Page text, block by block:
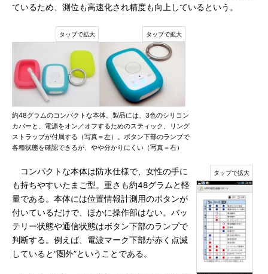
ているため、測位も高速化され精度も向上しているという。
約48グラムのコンパクトな本体。製品には、3色のシリコン
カバーと、電源をオン／オフするためのスティック、リング
ストラップが付属する（写真＝左）。ボタン下部のランプで
各種状態を確認できるが、やや分かりにくい（写真＝右）
コンパクトな本体は防水仕様で、女性の手に
も持ちやすいたまご型。重さも約48グラムと軽
量である。本体には位置情報計測用のボタンが
付いているだけで、ほかに操作部はない。バッ
テリー状態や通信状態はボタン下部のランプで
判断する。例えば、電波マーク下部が赤く点滅
していると“圏外”ということである。